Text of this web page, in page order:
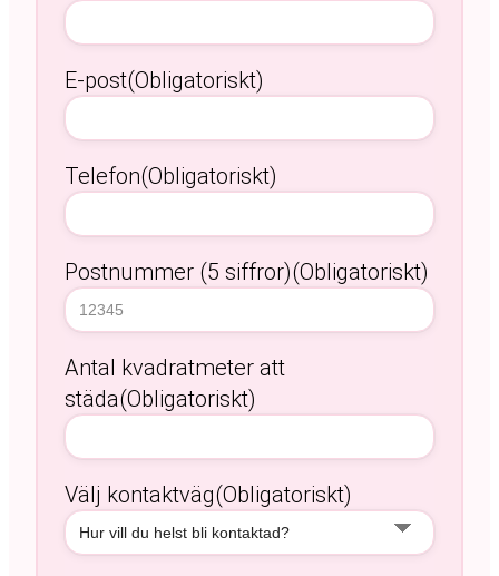
E-post(Obligatoriskt)
Telefon(Obligatoriskt)
Postnummer (5 siffror)(Obligatoriskt)
Antal kvadratmeter att
städa(Obligatoriskt)
Välj kontaktväg(Obligatoriskt)